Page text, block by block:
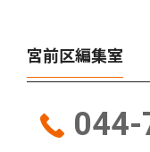
宮前区編集室
044-